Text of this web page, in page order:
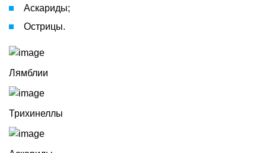
Аскариды;
Острицы.
Лямблии
Трихинеллы